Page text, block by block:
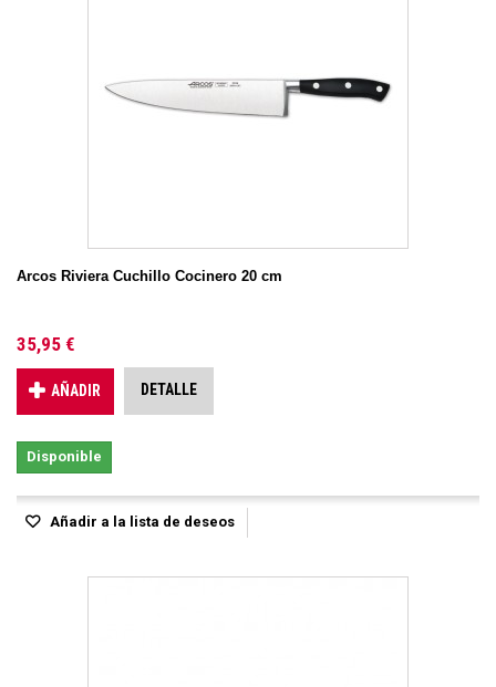
Arcos Riviera Cuchillo Cocinero 20 cm
35,95 €
AÑADIR DETALLE
Disponible
Añadir a la lista de deseos